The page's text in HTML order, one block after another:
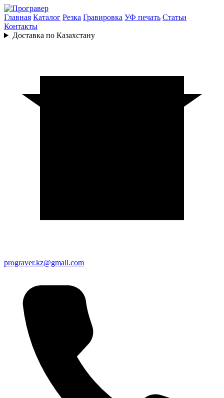
Главная Каталог Резка Гравировка УФ печать Статьи
Контакты
Доставка по Казахстану
prograver.kz@gmail.com